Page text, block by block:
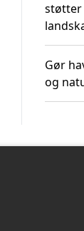
støtter
Gør
og